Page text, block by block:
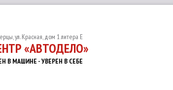
ул. Красная, дом 1 литера Е
«АВТОДЕЛО»
В МАШИНЕ - УВЕРЕН В СЕБЕ